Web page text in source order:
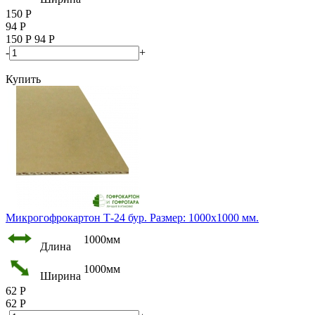
150 Р
94 Р
150 Р 94 Р
-
+
Купить
Микрогофрокартон Т-24 бур. Размер: 1000х1000 мм.
Длина
1000мм
Ширина
1000мм
62 Р
62 Р